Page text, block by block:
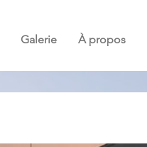
Galerie À propos